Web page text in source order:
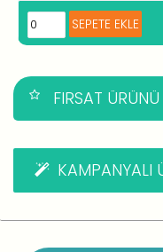
FIRSAT ÜRÜNÜ
KAMPANYALI